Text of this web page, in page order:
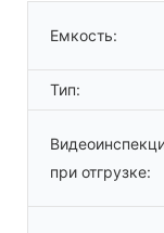
Емкость:
Тип:
при отгрузке: